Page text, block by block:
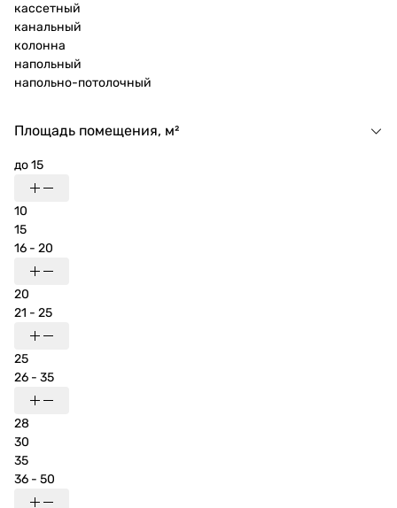
кассетный
канальный
колонна
напольный
напольно-потолочный
Площадь помещения, м²
до 15
10
15
16 - 20
20
21 - 25
25
26 - 35
28
30
35
36 - 50